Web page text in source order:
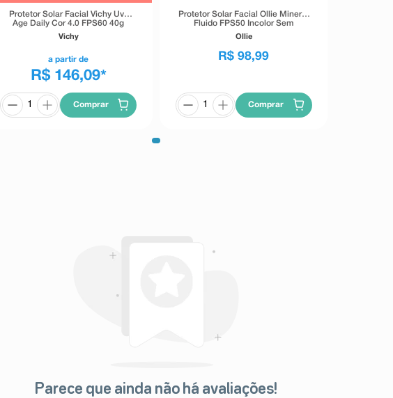
Protetor Solar Facial Vichy Uv-
Age Daily Cor 4.0 FPS60 40g
Vichy
a partir de
R$ 146,09*
Comprar
Protetor Solar Facial Ollie Mineral
Fluido FPS50 Incolor Sem
Fragrância 40g
Ollie
R$ 98,99
Comprar
Parece que ainda não há avaliações!